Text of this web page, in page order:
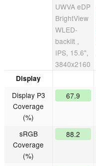
UWVA eDP
BrightView
WLED-
backlit ,
IPS, 15.6",
3840x2160
Display
Display P3
Coverage
(%)
67.9
sRGB
Coverage
(%)
88.2